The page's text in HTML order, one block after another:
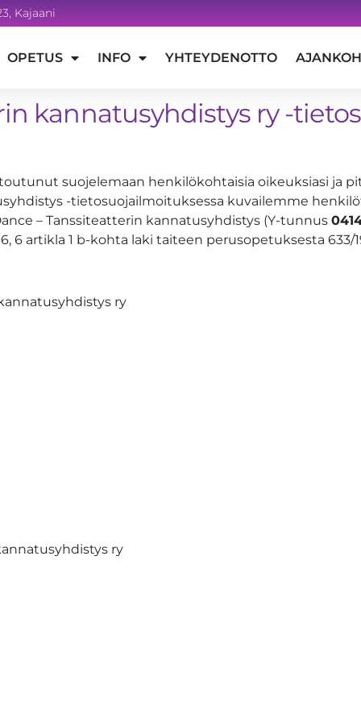
Kajaani
OPETUS INFO YHTEYDENOTTO
kannatusyhdistys ry -
suojelemaan henkilökohtaisia oikeuksiasi ja
-tietosuojailmoituksessa kuvailemme
– Tanssiteatterin kannatusyhdistys (Y-tunnus
6 artikla 1 b-kohta laki taiteen perusopetuksesta 633/
ry
ry